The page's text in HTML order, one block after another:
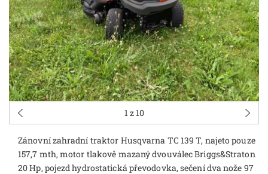
1 z 10
Zánovní zahradní traktor Husqvarna TC 139 T, najeto pouze
157,7 mth, motor tlakově mazaný dvouválec Briggs&Straton
20 Hp, pojezd hydrostatická převodovka, sečení dva nože 97